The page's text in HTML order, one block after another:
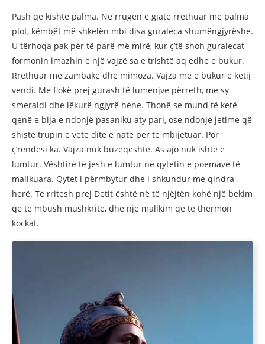
Pash që kishte palma. Në rrugën e gjatë rrethuar me palma
plot, këmbët më shkelën mbi disa guraleca shumëngjyrëshe.
U tërhoqa pak për të parë më mirë, kur ç’të shoh guralecat
formonin imazhin e një vajzë sa e trishtë aq edhe e bukur.
Rrethuar me zambakë dhe mimoza. Vajza më e bukur e këtij
vendi. Me flokë prej gurash të lumenjve përreth, me sy
smeraldi dhe lëkurë ngjyrë hëne. Thonë se mund të ketë
qenë e bija e ndonjë pasaniku aty pari, ose ndonjë jetime që
shiste trupin e vetë ditë e natë për të mbijetuar. Por
ç’rëndësi ka. Vajza nuk buzëqeshte. As ajo nuk ishte e
lumtur. Vështirë të jesh e lumtur në qytetin e poemave të
mallkuara. Qytet i përmbytur dhe i shkundur me qindra
herë. Të rritesh prej Detit është në të njëjtën kohë një bekim
që të mbush mushkritë, dhe një mallkim që të thërmon
kockat.